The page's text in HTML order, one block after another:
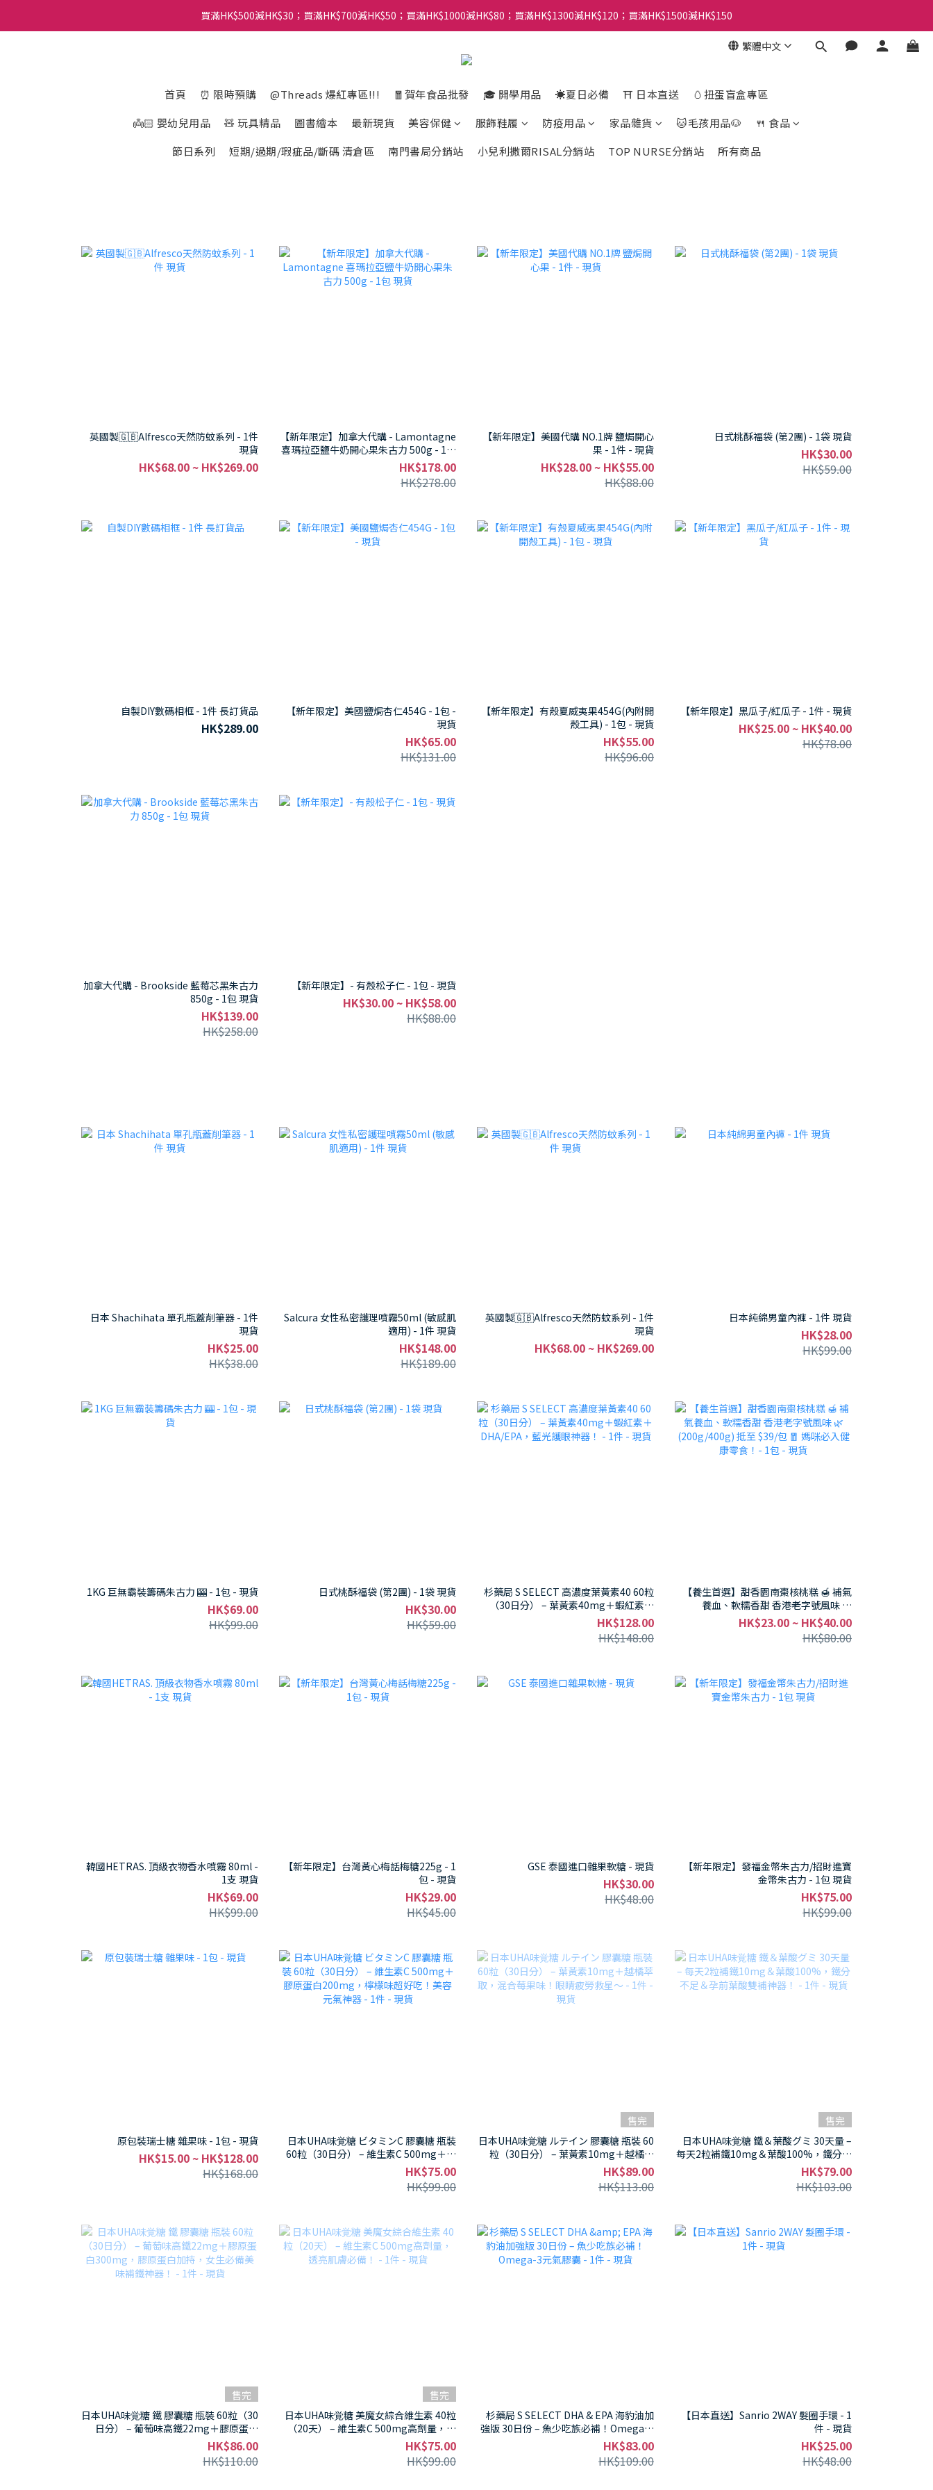
買滿HK$500減HK$30；買滿HK$700減HK$50；買滿HK$1000減HK$80；買滿HK$1300減HK$120；買滿HK$1500減HK$150
繁體中文
首頁 ⏰ 限時預購 @Threads 爆紅專區!!! 🧧賀年食品批發 🎓 開學用品 ☀️夏日必備 ⛩️ 日本直送
🥚扭蛋盲盒專區
👼🏻 嬰幼兒用品
🧸 玩具精品 圖書繪本 最新現貨 美容保健 服飾鞋履 防疫用品 家品雜貨 🐱毛孩用品🐶
🍴 食品
節日系列
短期/過期/瑕疵品/斷碼 清倉區 南門書局分銷站 小兒利撒爾RISAL分銷站 TOP NURSE分銷站 所有商品
英國製🇬🇧Alfresco天然防蚊系列 - 1件
現貨
HK$68.00 ~ HK$269.00
【新年限定】加拿大代購 - Lamontagne
喜瑪拉亞鹽牛奶開心果朱古力 500g - 1包
現貨
HK$178.00
HK$278.00
【新年限定】美國代購 NO.1牌 鹽焗開心
果 - 1件 - 現貨
HK$28.00 ~ HK$55.00
HK$88.00
日式桃酥福袋 (第2團) - 1袋 現貨
HK$30.00
HK$59.00
自製DIY數碼相框 - 1件 長訂貨品
HK$289.00
【新年限定】美國鹽焗杏仁454G - 1包 -
現貨
HK$65.00
HK$131.00
【新年限定】有殼夏威夷果454G(內附開
殼工具) - 1包 - 現貨
HK$55.00
HK$96.00
【新年限定】黑瓜子/紅瓜子 - 1件 - 現貨
HK$25.00 ~ HK$40.00
HK$78.00
加拿大代購 - Brookside 藍莓芯黑朱古力
850g - 1包 現貨
HK$139.00
HK$258.00
【新年限定】- 有殼松子仁 - 1包 - 現貨
HK$30.00 ~ HK$58.00
HK$88.00
日本 Shachihata 單孔瓶蓋削筆器 - 1件
現貨
HK$25.00
HK$38.00
Salcura 女性私密護理噴霧50ml (敏感肌
適用) - 1件 現貨
HK$148.00
HK$189.00
英國製🇬🇧Alfresco天然防蚊系列 - 1件
現貨
HK$68.00 ~ HK$269.00
日本純綿男童內褲 - 1件 現貨
HK$28.00
HK$99.00
1KG 巨無霸裝籌碼朱古力 🎰 - 1包 - 現貨
HK$69.00
HK$99.00
日式桃酥福袋 (第2團) - 1袋 現貨
HK$30.00
HK$59.00
杉藥局 S SELECT 高濃度葉黃素40 60粒
（30日分） – 葉黃素40mg＋蝦紅素＋
DHA/EPA，藍光護眼神器！ - 1件 - 現貨
HK$128.00
HK$148.00
【養生首選】甜香園南棗核桃糕 🍯 補氣
養血、軟糯香甜 香港老字號風味 🌿
(200g/400g) 抵至 $39/包 🧧 媽咪必入健
康零食！- 1包 - 現貨
HK$23.00 ~ HK$40.00
HK$80.00
韓國HETRAS. 頂級衣物香水噴霧 80ml -
1支 現貨
HK$69.00
HK$99.00
【新年限定】台灣黃心梅話梅糖225g - 1
包 - 現貨
HK$29.00
HK$45.00
GSE 泰國進口雜果軟糖 - 現貨
HK$30.00
HK$48.00
【新年限定】發福金幣朱古力/招財進寶
金幣朱古力 - 1包 現貨
HK$75.00
HK$99.00
原包裝瑞士糖 雜果味 - 1包 - 現貨
HK$15.00 ~ HK$128.00
HK$168.00
日本UHA味覚糖 ビタミンC 膠囊糖 瓶裝
60粒（30日分） – 維生素C 500mg＋膠
原蛋白200mg，檸檬味超好吃！美容元
氣神器 - 1件 - 現貨
HK$75.00
HK$99.00
售完
日本UHA味覚糖 ルテイン 膠囊糖 瓶裝 60
粒（30日分） – 葉黃素10mg＋越橘萃
取，混合莓果味！眼睛疲勞救星～ - 1件 -
現貨
HK$89.00
HK$113.00
售完
日本UHA味覚糖 鐵＆葉酸グミ 30天量 –
每天2粒補鐵10mg＆葉酸100%，鐵分不
足＆孕前葉酸雙補神器！ - 1件 - 現貨
HK$79.00
HK$103.00
售完
日本UHA味覚糖 鐵 膠囊糖 瓶裝 60粒（30
日分） – 葡萄味高鐵22mg＋膠原蛋白
300mg，膠原蛋白加持，女生必備美味
補鐵神器！ - 1件 - 現貨
HK$86.00
HK$110.00
售完
日本UHA味覚糖 美魔女綜合維生素 40粒
（20天） – 維生素C 500mg高劑量，透
亮肌膚必備！ - 1件 - 現貨
HK$75.00
HK$99.00
杉藥局 S SELECT DHA & EPA 海豹油加
強版 30日份 – 魚少吃族必補！Omega-3
元氣膠囊 - 1件 - 現貨
HK$83.00
HK$109.00
【日本直送】Sanrio 2WAY 髮圈手環 - 1
件 - 現貨
HK$25.00
HK$48.00